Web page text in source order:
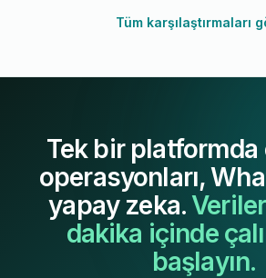
Tüm karşılaştırmaları
Tek bir
operasyonları,
yapay zeka.
dakika içinde
başlayın.